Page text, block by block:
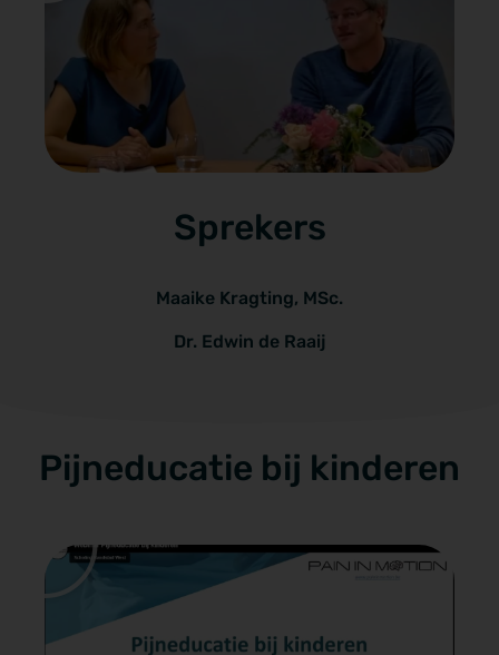
Sprekers
Maaike Kragting, MSc.
Dr. Edwin de Raaij
Pijneducatie bij kinderen